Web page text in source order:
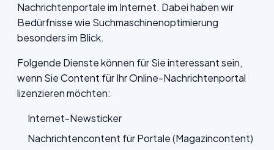
Nachrichtenportale im Internet. Dabei haben wir
Bedürfnisse wie Suchmaschinenoptimierung
besonders im Blick.
Folgende Dienste können für Sie interessant sein,
wenn Sie Content für Ihr Online-Nachrichtenportal
lizenzieren möchten:
Internet-Newsticker
Nachrichtencontent für Portale (Magazincontent)